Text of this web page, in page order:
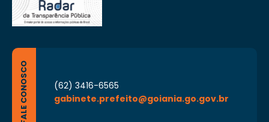
FALE CONOSCO
(62) 3416-6565
gabinete.prefeito@goiania.go.gov.br